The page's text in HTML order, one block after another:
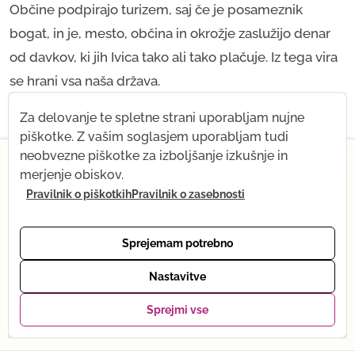
Občine podpirajo turizem, saj če je posameznik
bogat, in je, mesto, občina in okrožje zaslužijo denar
od davkov, ki jih Ivica tako ali tako plačuje. Iz tega vira
se hrani vsa naša država.
Takoj se lahko nehate zgroževati
nad betoniranjem in gradnjo
stanovanj, saj se bo tudi vaš
življenjski standard dvignil zaradi
Ivice, majhnega mesta ob morju.
Vprašanje, zakaj se sredstva, pridobljena s turizmom,
ne vlagajo v proizvodnjo znotraj države, da bi
spodbudili domače proizvajalce in industrijo, zakaj se
Od 1. julija naprej za kratek čas spreminjam svoj
ritem – prihaja moj dojenček! Kar ostaja enako: vsi
premoru. Oktobra se bom vrnila v polnem ritmu.
Hvala za razumevanje – se vidimo kmalu, v živo ali
prek posnetka. Tena :)
Za delovanje te spletne strani uporabljam nujne
piškotke. Z vašim soglasjem uporabljam tudi
neobvezne piškotke za izboljšanje izkušnje in
merjenje obiskov.
Pravilnik o piškotkihPravilnik o zasebnosti
Sprejemam potrebno
Nastavitve
Sprejmi vse